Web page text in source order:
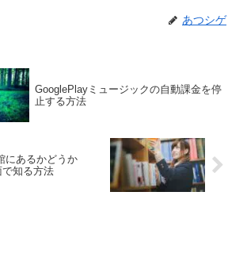
あつシゲ
GooglePlayミュージックの自動課金を停
止する方法
にあるかどうか
知る方法